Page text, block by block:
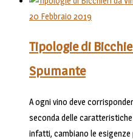
20 Febbraio 2019
Tipologie di
Spumante
A ogni vino deve
seconda delle
infatti, cambiano le